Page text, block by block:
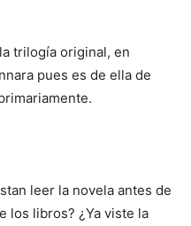
trilogía original, en
pues es de ella de
leer la novela antes de
los libros? ¿Ya viste la